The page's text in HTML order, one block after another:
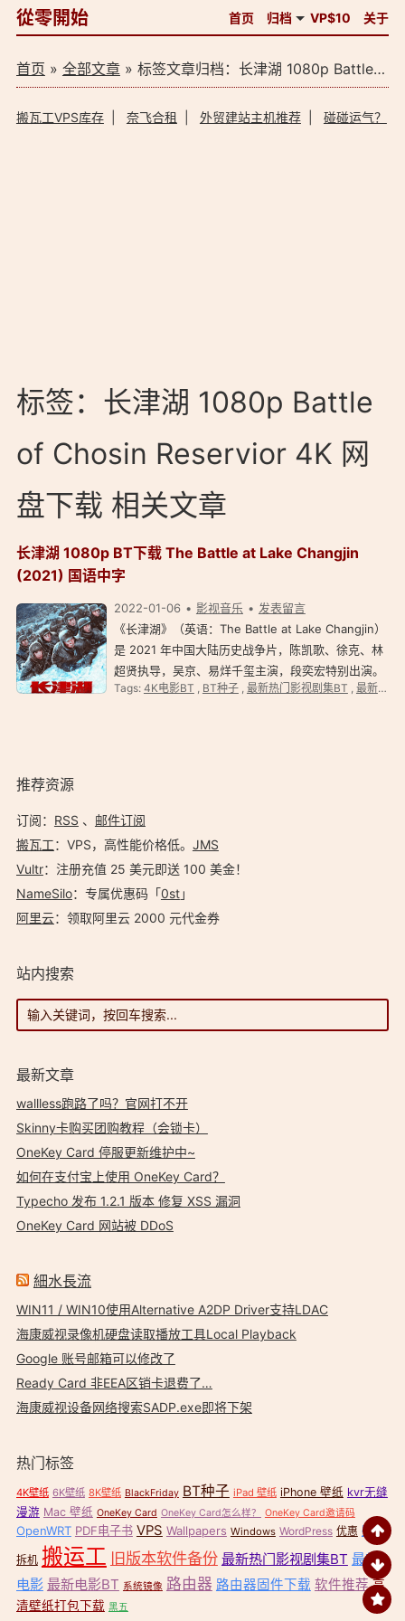
從零開始 首页 归档 VP$10 关于
首页 » 全部文章» 标签文章归档：长津湖 1080p Battle of Chosin Reservior 4K 网盘下载（1）
搬瓦工VPS库存| 奈飞合租 外贸建站主机推荐| 碰碰运气？
标签：长津湖 1080p Battle
of Chosin Reservior 4K 网
盘下载 相关文章
长津湖 1080p BT下载 The Battle at Lake Changjin
(2021) 国语中字
2022-01-06 影视音乐
发表留言
《长津湖》（英语：The Battle at Lake Changjin）
是 2021 年中国大陆历史战争片，陈凯歌、徐克、林
超贤执导，吴京、易烊千玺主演，段奕宏特别出演。
该片是庆祝中国共产党成立 100 周年献礼片，以朝鲜
Tags: 4K电影BT , BT种子, 最新热门影视剧集BT , 最新电影
推荐资源
订阅： RSS 、 邮件订阅
搬瓦工：VPS，高性能价格低。️ JMS
Vultr：注册充值 25 美元即送 100 美金！
NameSilo：专属优惠码「0st」
阿里云：领取阿里云 2000 元代金券
站内搜索
最新文章
wallless跑路了吗？官网打不开
Skinny卡购买团购教程（会锁卡）
OneKey Card 停服更新维护中~
如何在支付宝上使用 OneKey Card？
Typecho 发布 1.2.1 版本 修复 XSS 漏洞
OneKey Card 网站被 DDoS
細水長流
WIN11 / WIN10使用Alternative A2DP Driver支持LDAC
海康威视录像机硬盘读取播放工具Local Playback
Google 账号邮箱可以修改了
Ready Card 非EEA区销卡退费了…
海康威视设备网络搜索SADP.exe即将下架
热门标签
4K壁纸 6K壁纸 8K壁纸 BlackFriday BT种子 iPad 壁纸 iPhone 壁纸 kvr无缝
漫游 Mac 壁纸 OneKey Card OneKey Card怎么样？ OneKey Card邀请码
OpenWRT PDF电子书 VPS Wallpapers Windows WordPress 优惠 壁纸
拆机 搬运工 旧版本软件备份 最新热门影视剧集BT 最新
电影 最新电影BT 系统镜像 路由器 路由器固件下载 软件推荐 高
清壁纸打包下载 黑五